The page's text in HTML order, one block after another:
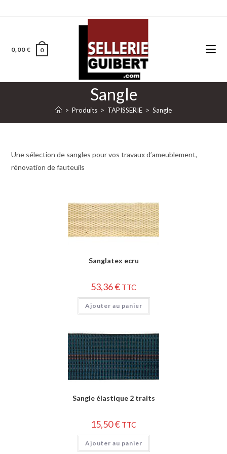
0,00€ 0
Sangle
> Produits > TAPISSERIE > Sangle
Une sélection de sangles pour vos travaux d’ameublement,
rénovation de fauteuils
Sanglatex ecru
53,36€ TTC
Ajouter au panier
Sangle élastique 2 traits
15,50€ TTC
Ajouter au panier